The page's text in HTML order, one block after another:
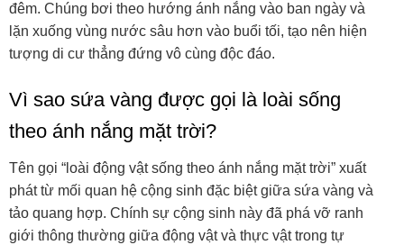
đêm. Chúng bơi theo hướng ánh nắng vào ban ngày và
lặn xuống vùng nước sâu hơn vào buổi tối, tạo nên hiện
tượng di cư thẳng đứng vô cùng độc đáo.
Vì sao sứa vàng được gọi là loài sống
theo ánh nắng mặt trời?
Tên gọi “loài động vật sống theo ánh nắng mặt trời” xuất
phát từ mối quan hệ cộng sinh đặc biệt giữa sứa vàng và
tảo quang hợp. Chính sự cộng sinh này đã phá vỡ ranh
giới thông thường giữa động vật và thực vật trong tự